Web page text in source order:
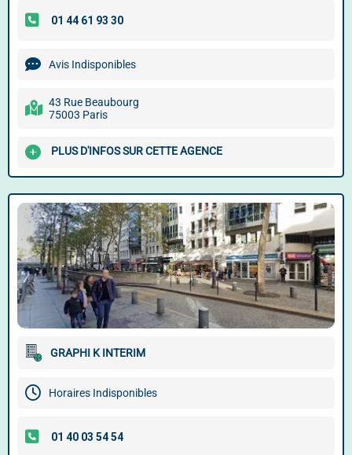
Avis Indisponibles
43 Rue Beaubourg
75003 Paris
PLUS D'INFOS SUR CETTE AGENCE
GRAPHI K INTERIM
Horaires Indisponibles